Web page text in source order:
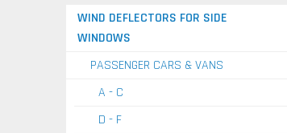
WIND DEFLECTORS FOR SIDE
WINDOWS
PASSENGER CARS & VANS
A - C
D - F